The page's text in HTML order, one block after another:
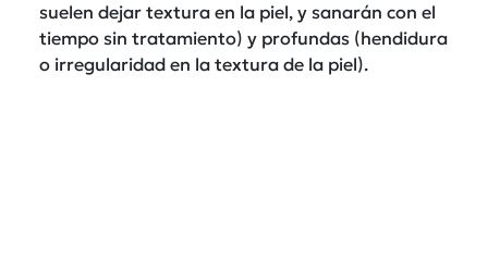
suelen dejar textura en la piel, y sanarán con el
tiempo sin tratamiento) y profundas (hendidura
o irregularidad en la textura de la piel).